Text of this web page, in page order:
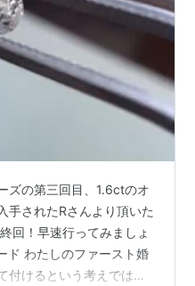
ズの第三回目、1.6ctのオ
手されたRさんより頂いた
回！早速行ってみましょ
ド わたしのファースト婚
付けるという考えでは無